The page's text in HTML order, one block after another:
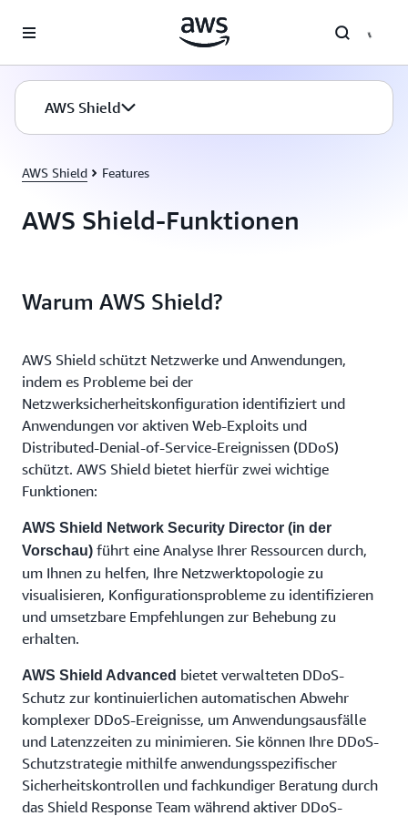
Überspringen zum Hauptinhalt
AWS Shield
AWS Shield Features
AWS Shield-Funktionen
Warum AWS Shield?
AWS Shield schützt Netzwerke und Anwendungen,
indem es Probleme bei der
Netzwerksicherheitskonfiguration identifiziert und
Anwendungen vor aktiven Web-Exploits und
Distributed-Denial-of-Service-Ereignissen (DDoS)
schützt. AWS Shield bietet hierfür zwei wichtige
Funktionen:
AWS Shield Network Security Director (in der
Vorschau) führt eine Analyse Ihrer Ressourcen durch,
um Ihnen zu helfen, Ihre Netzwerktopologie zu
visualisieren, Konfigurationsprobleme zu identifizieren
und umsetzbare Empfehlungen zur Behebung zu
erhalten.
AWS Shield Advanced bietet verwalteten DDoS-
Schutz zur kontinuierlichen automatischen Abwehr
komplexer DDoS-Ereignisse, um Anwendungsausfälle
und Latenzzeiten zu minimieren. Sie können Ihre DDoS-
Schutzstrategie mithilfe anwendungsspezifischer
Sicherheitskontrollen und fachkundiger Beratung durch
das Shield Response Team während aktiver DDoS-